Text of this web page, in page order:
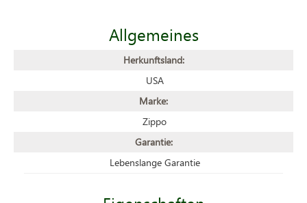
Allgemeines
Herkunftsland:
USA
Marke:
Zippo
Garantie:
Lebenslange Garantie